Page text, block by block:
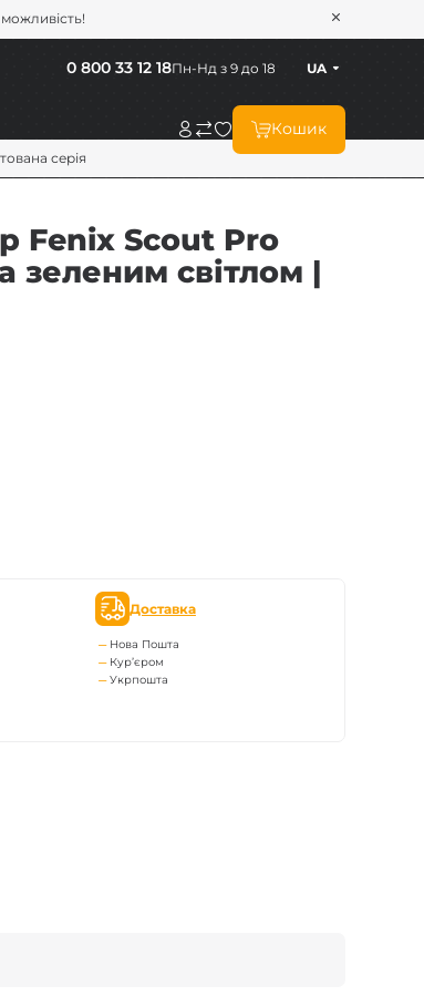
Кошик
Пн-Нд з 9 до 18
0 800 33 12 18 UA
серія
Fenix Scout Pro
зеленим світлом |
Доставка
Нова Пошта
Кур’єром
Укрпошта